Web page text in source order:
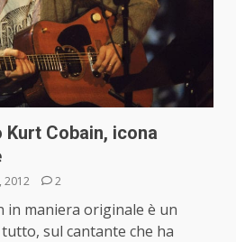
Kurt Cobain, icona
2012 2
in maniera originale è un
sul cantante che ha